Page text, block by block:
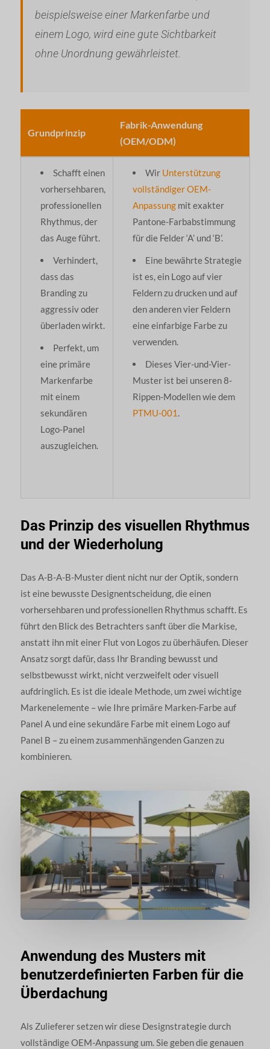
beispielsweise einer Markenfarbe und
einem Logo, wird eine gute Sichtbarkeit
ohne Unordnung gewährleistet.
Grundprinzip
Fabrik-Anwendung
(OEM/ODM)
Schafft einen
vorhersehbaren,
professionellen
Rhythmus, der
das Auge führt.
Verhindert,
dass das
Branding zu
aggressiv oder
überladen wirkt.
Perfekt, um
eine primäre
Markenfarbe
mit einem
sekundären
Logo-Panel
auszugleichen.
Wir Unterstützung
vollständiger OEM-
Anpassungmit exakter
Pantone-Farbabstimmung
für die Felder ‘A’ und ‘B’.
Eine bewährte Strategie
ist es, ein Logo auf vier
Feldern zu drucken und auf
den anderen vier Feldern
eine einfarbige Farbe zu
verwenden.
Dieses Vier-und-Vier-
Muster ist bei unseren 8-
Rippen-Modellen wie dem
PTMU-001 .
Das Prinzip des visuellen Rhythmus
und der Wiederholung
Das A-B-A-B-Muster dient nicht nur der Optik, sondern
ist eine bewusste Designentscheidung, die einen
vorhersehbaren und professionellen Rhythmus schafft. Es
führt den Blick des Betrachters sanft über die Markise,
anstatt ihn mit einer Flut von Logos zu überhäufen. Dieser
Ansatz sorgt dafür, dass Ihr Branding bewusst und
selbstbewusst wirkt, nicht verzweifelt oder visuell
aufdringlich. Es ist die ideale Methode, um zwei wichtige
Markenelemente – wie Ihre primäre Marken-Farbe auf
Panel A und eine sekundäre Farbe mit einem Logo auf
Panel B – zu einem zusammenhängenden Ganzen zu
kombinieren.
Anwendung des Musters mit
benutzerdefinierten Farben für die
Überdachung
Als Zulieferer setzen wir diese Designstrategie durch
vollständige OEM-Anpassung um. Sie geben die genauen